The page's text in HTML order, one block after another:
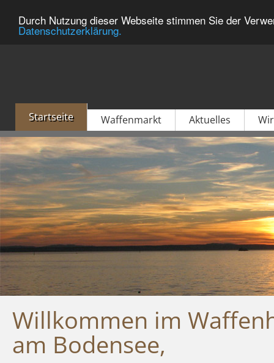
Durch Nutzung dieser Webseite stimmen Sie der
Datenschutzerklärung.
Startseite Waffenmarkt Aktuelles
Willkommen im
am Bodensee,